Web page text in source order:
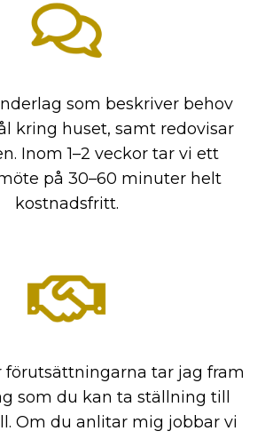
som beskriver behov
kring huset, samt redovisar
Inom 1–2 veckor tar vi ett
på 30–60 minuter helt
kostnadsfritt.
förutsättningarna tar jag fram
som du kan ta ställning till
Om du anlitar mig jobbar vi